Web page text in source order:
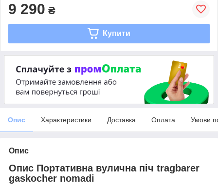
9 290 ₴
Купити
Опис Характеристики Доставка Оплата Умови
Опис
Опис Портативна вулична піч tragbarer
gaskocher nomadi